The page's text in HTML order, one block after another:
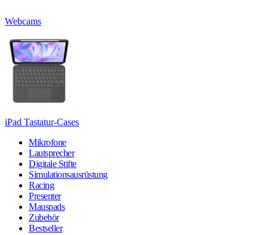
Webcams
iPad Tastatur-Cases
Mikrofone
Lautsprecher
Digitale Stifte
Simulationsausrüstung
Racing
Presenter
Mauspads
Zubehör
Bestseller